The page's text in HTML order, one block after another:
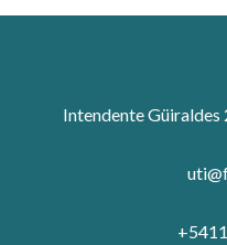
Intendente